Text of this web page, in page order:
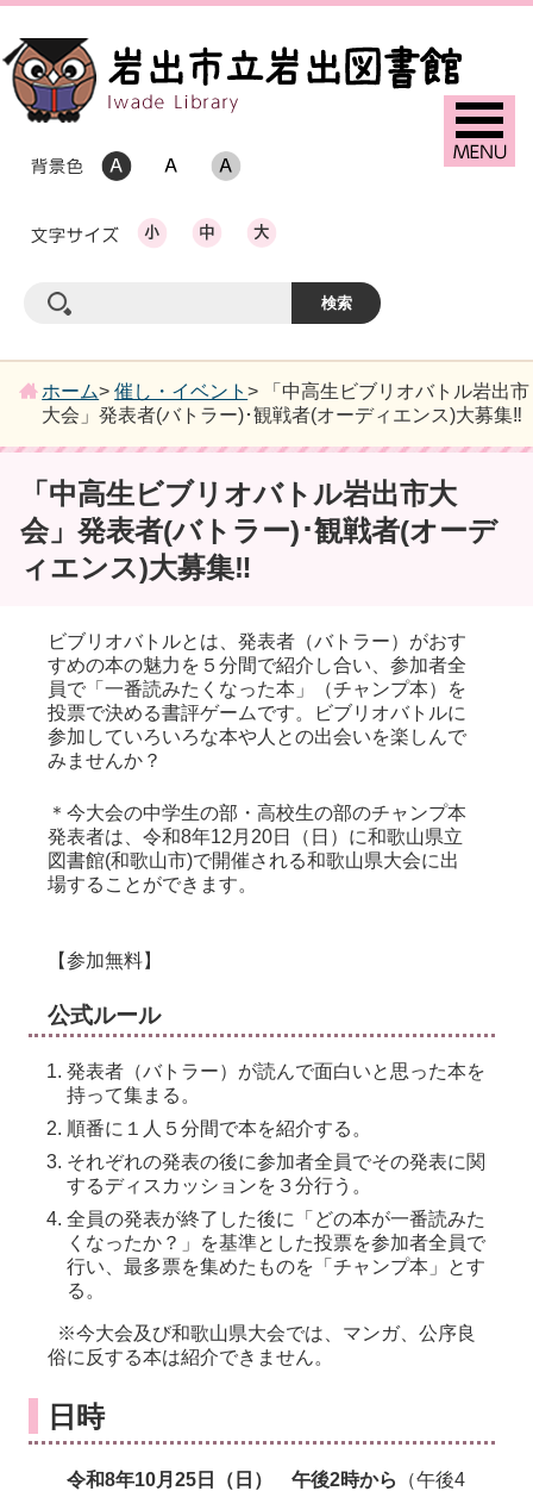
ホーム>催し・イベント> 「中高生ビブリオバトル岩出市
大会」発表者(バトラー)･観戦者(オーディエンス)大募集‼
「中高生ビブリオバトル岩出市大
会」発表者(バトラー)･観戦者(オーデ
ィエンス)大募集‼
ビブリオバトルとは、発表者（バトラー）がおす
すめの本の魅力を５分間で紹介し合い、参加者全
員で「一番読みたくなった本」（チャンプ本）を
投票で決める書評ゲームです。ビブリオバトルに
参加していろいろな本や人との出会いを楽しんで
みませんか？
＊今大会の中学生の部・高校生の部のチャンプ本
発表者は、令和8年12月20日（日）に和歌山県立
図書館(和歌山市)で開催される和歌山県大会に出
場することができます。
【参加無料】
公式ルール
発表者（バトラー）が読んで面白いと思った本を
持って集まる。
順番に１人５分間で本を紹介する。
それぞれの発表の後に参加者全員でその発表に関
するディスカッションを３分行う。
全員の発表が終了した後に「どの本が一番読みた
くなったか？」を基準とした投票を参加者全員で
行い、最多票を集めたものを「チャンプ本」とす
る。
※今大会及び和歌山県大会では、マンガ、公序良
俗に反する本は紹介できません。
日時
令和8年10月25日（日） 午後2時から
（午後4